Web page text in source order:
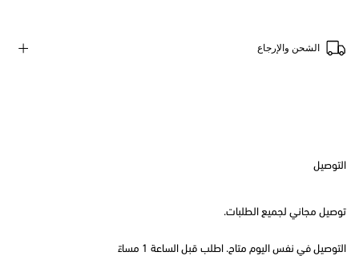
الشحن والإرجاع
التوصيل
توصيل مجاني لجميع الطلبات.
التوصيل في نفس اليوم متاح. اطلب قبل الساعة 1 مساءً